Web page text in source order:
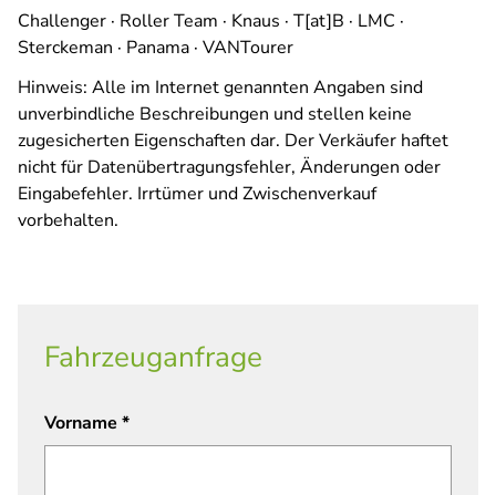
Challenger · Roller Team · Knaus · T[at]B · LMC ·
Sterckeman · Panama · VANTourer
Hinweis: Alle im Internet genannten Angaben sind
unverbindliche Beschreibungen und stellen keine
zugesicherten Eigenschaften dar. Der Verkäufer haftet
nicht für Datenübertragungsfehler, Änderungen oder
Eingabefehler. Irrtümer und Zwischenverkauf
vorbehalten.
Fahrzeuganfrage
Vorname *